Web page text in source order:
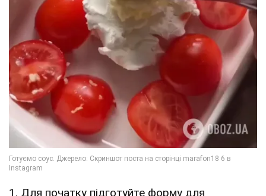
1. Для початку підготуйте форму для